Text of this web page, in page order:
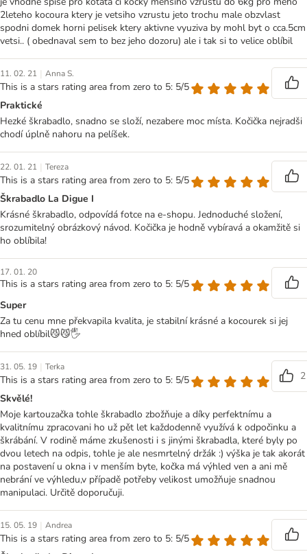
2leteho kocoura ktery je vetsiho vzrustu jeto trochu male obzvlast
spodni domek horni pelisek ktery aktivne vyuziva by mohl byt o cca.5cm
vetsi.. ( obednaval sem to bez jeho dozoru) ale i tak si to velice oblíbil
11. 02. 21 | Anna S.
This is a stars rating area from zero to 5: 5/5
Praktické
Hezké škrabadlo, snadno se složí, nezabere moc místa. Kočička nejradši
chodí úplně nahoru na pelíšek.
22. 01. 21 | Tereza
This is a stars rating area from zero to 5: 5/5
Škrabadlo La Digue I
Krásné škrabadlo, odpovídá fotce na e-shopu. Jednoduché složení,
srozumitelný obrázkový návod. Kočička je hodně vybíravá a okamžitě si
ho oblíbila!
17. 01. 20
This is a stars rating area from zero to 5: 5/5
Super
Za tu cenu mne překvapila kvalita, je stabilní krásné a kocourek si jej
hned oblíbil😼😼🖐
31. 05. 19 | Terka
This is a stars rating area from zero to 5: 5/5
2
Skvělé!
Moje kartouzačka tohle škrabadlo zbožňuje a díky perfektnímu a
kvalitnímu zpracovani ho už pět let každodenně využívá k odpočinku a
škrábání. V rodině máme zkušenosti i s jinými škrabadla, které byly po
dvou letech na odpis, tohle je ale nesmrtelný držák :) výška je tak akorát
na postavení u okna i v menším byte, kočka má výhled ven a ani mě
nebrání ve výhledu,v případě potřeby velikost umožňuje snadnou
manipulaci. Určitě doporučuji.
15. 05. 19 | Andrea
This is a stars rating area from zero to 5: 5/5